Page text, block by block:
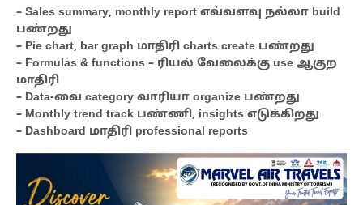
– Sales summary, monthly report எவ்வளவு நல்லா build
பண்றது
– Pie chart, bar graph மாதிரி charts create பண்றது
– Formulas & functions – ரியல் வேலைக்கு use ஆகுற
மாதிரி
– Data-வை category வாரியா organize பண்றது
– Monthly trend track பண்ணி, insights எடுக்கிறது
– Dashboard மாதிரி professional reports